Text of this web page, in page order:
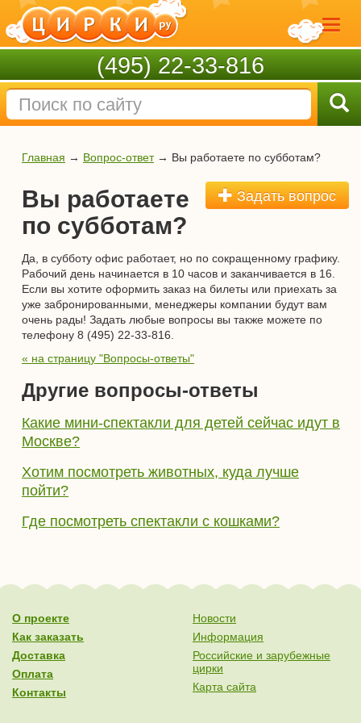
(495) 22-33-816
Главная → Вопрос-ответ → Вы работаете по субботам?
Задать вопрос
Вы работаете
по субботам?
Да, в субботу офис работает, но по сокращенному графику.
Рабочий день начинается в 10 часов и заканчивается в 16.
Если вы хотите оформить заказ на билеты или приехать за
уже забронированными, менеджеры компании будут вам
очень рады! Задать любые вопросы вы также можете по
телефону 8 (495) 22-33-816.
« на страницу "Вопросы-ответы"
Другие вопросы-ответы
Какие мини-спектакли для детей сейчас идут в
Москве?
Хотим посмотреть животных, куда лучше
пойти?
Где посмотреть спектакли с кошками?
О проекте
Как заказать
Доставка
Оплата
Контакты
Новости
Информация
Российские и зарубежные
цирки
Карта сайта